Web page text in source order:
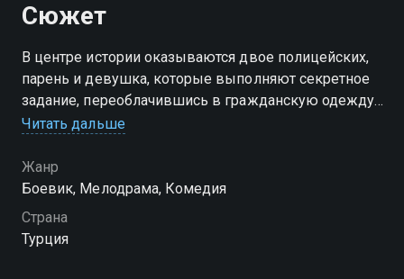
Сюжет
В центре истории оказываются двое полицейских,
парень и девушка, которые выполняют секретное
задание, переоблачившись в гражданскую одежду.
Герои работают под прикрытием и, естественно,
Читать дальше
Жанр
Боевик, Мелодрама, Комедия
Страна
Турция